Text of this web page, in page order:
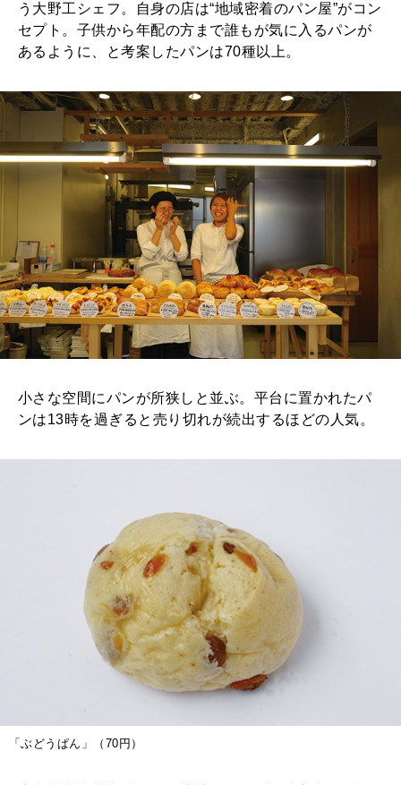
う大野工シェフ。自身の店は“地域密着のパン屋”がコン
セプト。子供から年配の方まで誰もが気に入るパンが
あるように、と考案したパンは70種以上。
小さな空間にパンが所狭しと並ぶ。平台に置かれたパ
ンは13時を過ぎると売り切れが続出するほどの人気。
「ぶどうぱん」（70円）